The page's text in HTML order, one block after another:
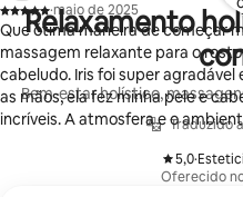
Relaxamento
Bem-estar holístico,
Traduzido
5,0
, ·
Oferecido
,
·maio de 2025
Que ótima maneira de começar
massagem relaxante para o
cabeludo. Iris foi super agradável
as mãos, ela fez minha pele e
incríveis. A atmosfera e o
Fui para um tratamento facial
entanto, Iris é uma curandeira